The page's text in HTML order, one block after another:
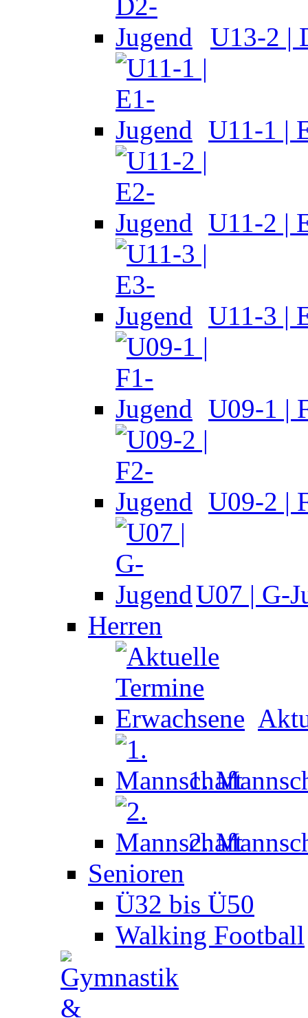
U13-2 |
U11-1 |
U11-2 |
U11-3 |
U09-1 |
U09-2 |
U07 | G-
Herren
1.
2.
Senioren
Ü32 bis Ü50
Walking Football